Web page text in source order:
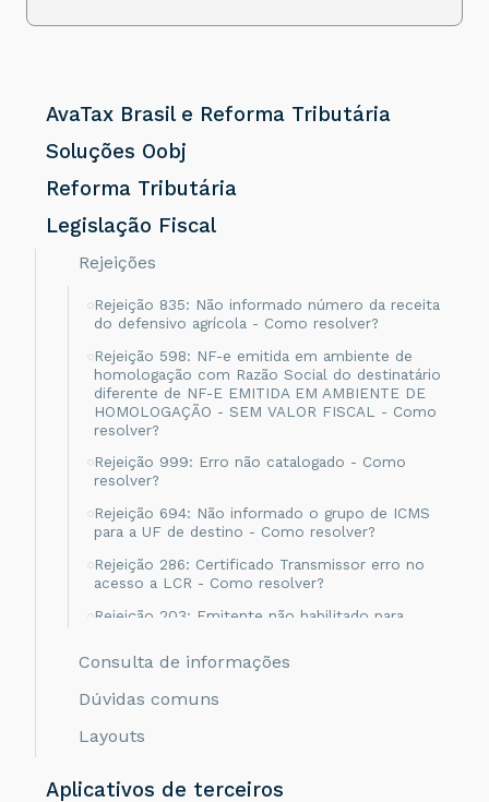
AvaTax Brasil e Reforma Tributária
Soluções Oobj
Reforma Tributária
Legislação Fiscal
Rejeições
Rejeição 835: Não informado número da receita
do defensivo agrícola - Como resolver?
Rejeição 598: NF-e emitida em ambiente de
homologação com Razão Social do destinatário
diferente de NF-E EMITIDA EM AMBIENTE DE
HOMOLOGAÇÃO - SEM VALOR FISCAL - Como
resolver?
Rejeição 999: Erro não catalogado - Como
resolver?
Rejeição 694: Não informado o grupo de ICMS
para a UF de destino - Como resolver?
Rejeição 286: Certificado Transmissor erro no
acesso a LCR - Como resolver?
Rejeição 203: Emitente não habilitado para
Rejeição 817: Unidade Tributável incompatível
Comércio Exterior [nItem:nnn] - Como resolver?
Rejeição 656: Consumo Indevido - Como
Rejeição 805: A SEFAZ do destinatário não
Consulta de informações
Dúvidas comuns
Layouts
Aplicativos de terceiros